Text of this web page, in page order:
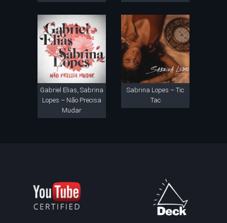
Gabriel Elias, Sabrina
Lopes – Não Precisa
Mudar
Sabrina Lopes – Tic
Tac